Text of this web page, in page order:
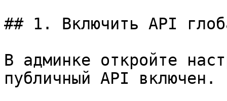
## 1. Включить API
В админке откройте
публичный API включен.